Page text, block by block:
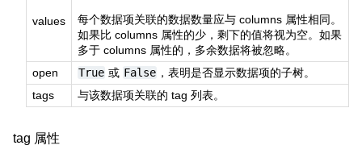
values
每个数据项关联的数据数量应与 columns 属性相同。
如果比 columns 属性的少，剩下的值将视为空。如果
多于 columns 属性的，多余数据将被忽略。
open
True 或 False ，表明是否显示数据项的子树。
tags
与该数据项关联的 tag 列表。
tag 属性